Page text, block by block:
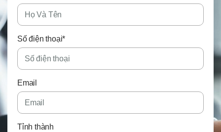
Số điện thoại*
Email
Tỉnh thành